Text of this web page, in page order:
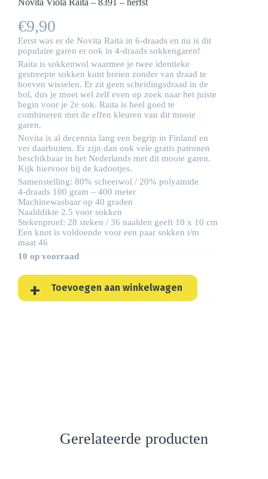
Novita Viola Raita – 8391 – herfst
€9,90
Eerst was er de Novita Raita in 6-draads en nu is dit
populaire garen er ook in 4-draads sokkengaren!
Raita is sokkenwol waarmee je twee identieke
gestreepte sokken kunt breien zonder van draad te
hoeven wisselen. Er zit geen scheidingsdraad in de
bol, dus je moet wel zelf even op zoek naar het juiste
begin voor je 2e sok. Raita is heel goed te
combineren met de effen kleuren van dit mooie
garen.
Novita is al decennia lang een begrip in Finland en
ver daarbuiten. Er zijn dan ook vele gratis patronen
beschikbaar in het Nederlands met dit mooie garen.
Kijk hiervoor bij de kadootjes.
Samenstelling: 80% scheerwol / 20% polyamide
4-draads 100 gram – 400 meter
Machinewasbaar op 40 graden
Naalddikte 2.5 voor sokken
Stekenproef: 28 steken / 36 naalden geeft 10 x 10 cm
Een knot is voldoende voor een paar sokken t/m
maat 46
10 op voorraad
Toevoegen aan winkelwagen
Gerelateerde producten